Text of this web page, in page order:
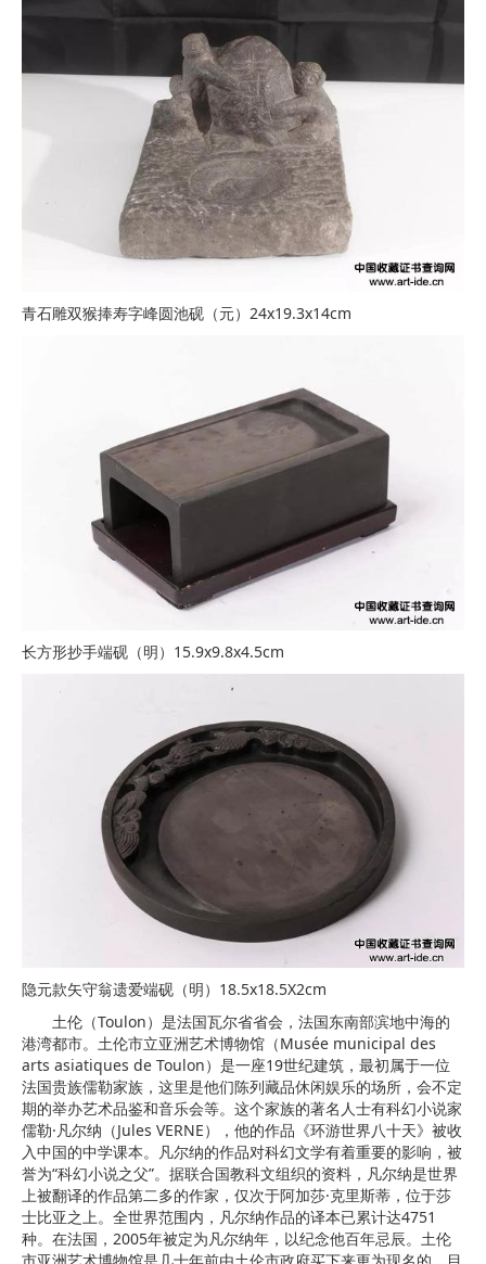
青石雕双猴捧寿字峰圆池砚（元）24x19.3x14cm
长方形抄手端砚（明）15.9x9.8x4.5cm
隐元款矢守翁遗爱端砚（明）18.5x18.5X2cm
土伦（Toulon）是法国瓦尔省省会，法国东南部滨地中海的
港湾都市。土伦市立亚洲艺术博物馆（Musée municipal des
arts asiatiques de Toulon）是一座19世纪建筑，最初属于一位
法国贵族儒勒家族，这里是他们陈列藏品休闲娱乐的场所，会不定
期的举办艺术品鉴和音乐会等。这个家族的著名人士有科幻小说家
儒勒·凡尔纳（Jules VERNE），他的作品《环游世界八十天》被收
入中国的中学课本。凡尔纳的作品对科幻文学有着重要的影响，被
誉为“科幻小说之父”。据联合国教科文组织的资料，凡尔纳是世界
上被翻译的作品第二多的作家，仅次于阿加莎·克里斯蒂，位于莎
士比亚之上。全世界范围内，凡尔纳作品的译本已累计达4751
种。在法国，2005年被定为凡尔纳年，以纪念他百年忌辰。土伦